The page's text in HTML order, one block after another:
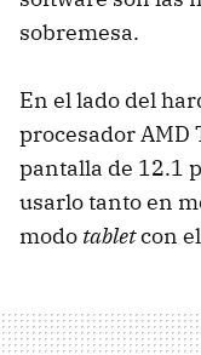
sobremesa.
En el lado del
procesadorAMD
pantalla de 12.1
usarlo tanto en
modo tabletcon